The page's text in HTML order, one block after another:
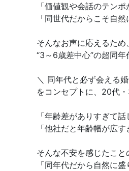
「価値観や会話のテン
「同世代だからこそ自
そんなお声に応えるた
“3～6歳差中心”の超同年
＼ 同年代と必ず会える
をコンセプトに、20代
「年齢差がありすぎて
「他社だと年齢幅が広す
そんな不安を感じたこと
「同年代だから自然に盛